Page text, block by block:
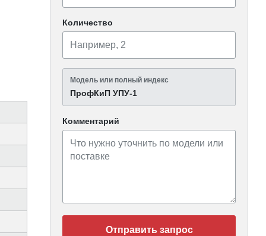
Количество
Модель или полный индекс
ПрофКиП УПУ-1
Комментарий
Отправить запрос